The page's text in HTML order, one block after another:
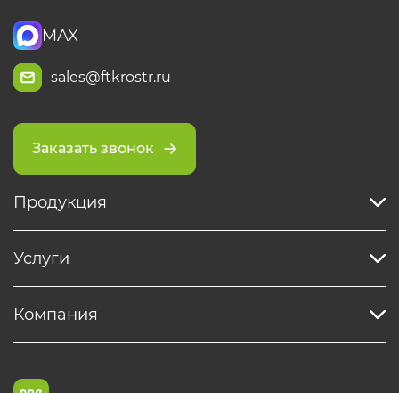
MAX
sales@ftkrostr.ru
Заказать звонок
Продукция
Услуги
Компания